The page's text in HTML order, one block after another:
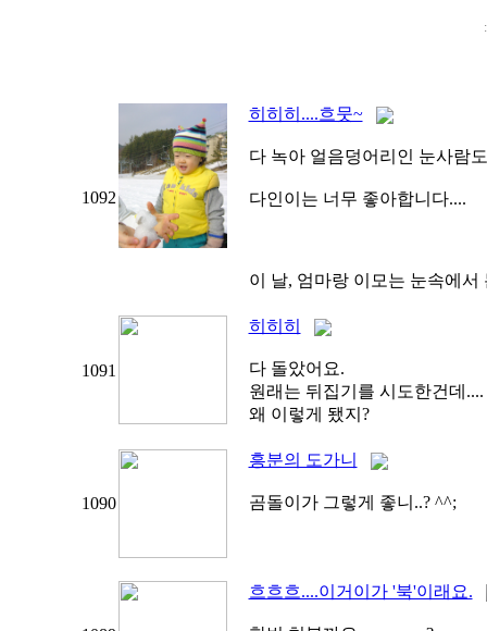
1092
히히히....흐뭇~
다 녹아 얼음덩어리인 눈사람도
다인이는 너무 좋아합니다....
이 날, 엄마랑 이모는 눈속에서
1091
히히히
다 돌았어요.
원래는 뒤집기를 시도한건데....
왜 이렇게 됐지?
1090
흥분의 도가니
곰돌이가 그렇게 좋니..? ^^;
흐흐흐....이거이가 '북'이래요.